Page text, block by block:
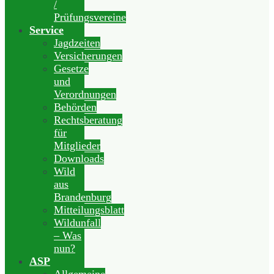
/
Prüfungsvereine
Service
Jagdzeiten
Versicherungen
Gesetze
und
Verordnungen
Behörden
Rechtsberatung
für
Mitglieder
Downloads
Wild
aus
Brandenburg
Mitteilungsblatt
Wildunfall
– Was
nun?
ASP